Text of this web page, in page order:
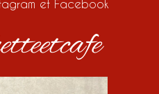
et Facebook